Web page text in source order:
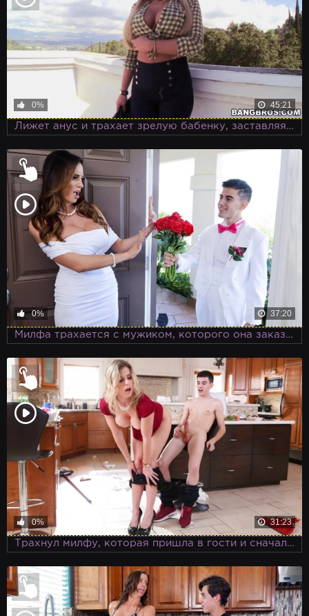
0% 45:21
Лижет анус и трахает зрелую бабенку, заставляя ее стонать от счастья
0% 37:20
Милфа трахается с мужиком, которого она заказала через интернет для секса
0% 31:23
Трахнул милфу, которая пришла в гости и сначала клеилась к его отцу